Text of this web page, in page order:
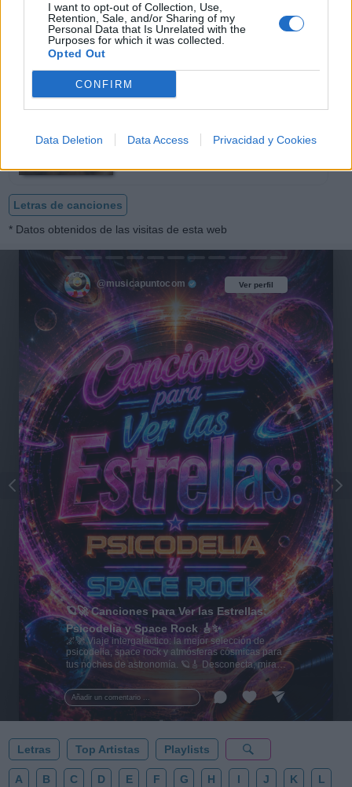
I want to opt-out of Collection, Use,
Retention, Sale, and/or Sharing of my
Personal Data that Is Unrelated with the
Purposes for which it was collected.
Opted Out
CONFIRM
Data Deletion Data Access Privacidad y Cookies
No Es Mi Culpa Remix ft.
Anderson Raura
Letras de canciones
* Datos obtenidos de las visitas de esta web
Ver perfil
@musicapuntocom Ver perfil
Añadir un comentario ...
🪐🚀 Canciones para Ver las Estrellas:
Psicodelia y Space Rock 🎸✨
🌌🚀 Viaje intergaláctico: la mejor selección de
psicodelia, space rock y atmósferas cósmicas para
tus noches de astronomía. 🪐🎸 Desconecta, mira
al firmamento y siente la gravedad cero. 💾 ¡Guarda
esta colección para tu próxima noche estrellada!
✨⭐
Letras Top Artistas Playlists
A B C D E F G H I J K L